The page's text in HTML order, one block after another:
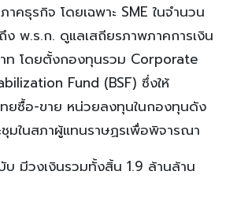
คธุรกิจ โดยเฉพาะ SME ในจำนวน
พ.ร.ก. ดูแลเสถียรภาพภาคการเงิน
ท โดยตั้งกองทุนรวม Corporate
Fund (BSF) ซึ่งให้
ทยซื้อ-ขาย หน่วยลงทุนในกองทุนดัง
มในสภาผู้แทนราษฏรเพื่อพิจารณา
มีวงเงินรวมทั้งสิ้น 1.9 ล้านล้าน